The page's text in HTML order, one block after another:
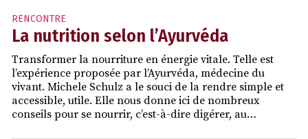
RENCONTRE
La nutrition selon l’Ayurvéda
Transformer la nourriture en énergie vitale. Telle est
l’expérience proposée par l’Ayurvéda, médecine du
vivant. Michele Schulz a le souci de la rendre simple et
accessible, utile. Elle nous donne ici de nombreux
conseils pour se nourrir, c’est-à-dire digérer, au…